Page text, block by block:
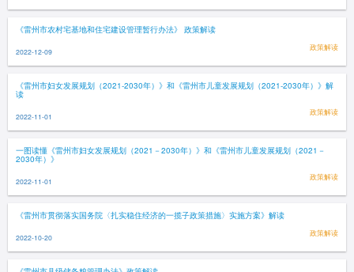
《雷州市农村宅基地和住宅建设管理暂行办法》 政策解读
2022-12-09 政策解读
《雷州市妇女发展规划（2021-2030年）》和《雷州市儿童发展规划（2021-2030年）》解
读
2022-11-01 政策解读
一图读懂《雷州市妇女发展规划（2021－2030年）》和《雷州市儿童发展规划（2021－
2030年）》
2022-11-01 政策解读
《雷州市贯彻落实国务院〈扎实稳住经济的一揽子政策措施〉实施方案》解读
2022-10-20 政策解读